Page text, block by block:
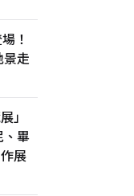
！
景走
」
、畢
展